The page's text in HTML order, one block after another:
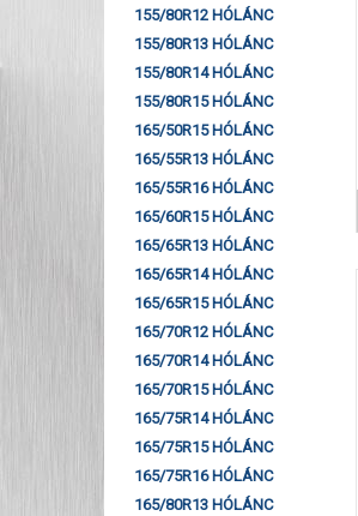
155/80R12 HÓLÁNC
155/80R13 HÓLÁNC
155/80R14 HÓLÁNC
155/80R15 HÓLÁNC
165/50R15 HÓLÁNC
165/55R13 HÓLÁNC
165/55R16 HÓLÁNC
165/60R15 HÓLÁNC
165/65R13 HÓLÁNC
165/65R14 HÓLÁNC
165/65R15 HÓLÁNC
165/70R12 HÓLÁNC
165/70R14 HÓLÁNC
165/70R15 HÓLÁNC
165/75R14 HÓLÁNC
165/75R15 HÓLÁNC
165/75R16 HÓLÁNC
165/80R13 HÓLÁNC